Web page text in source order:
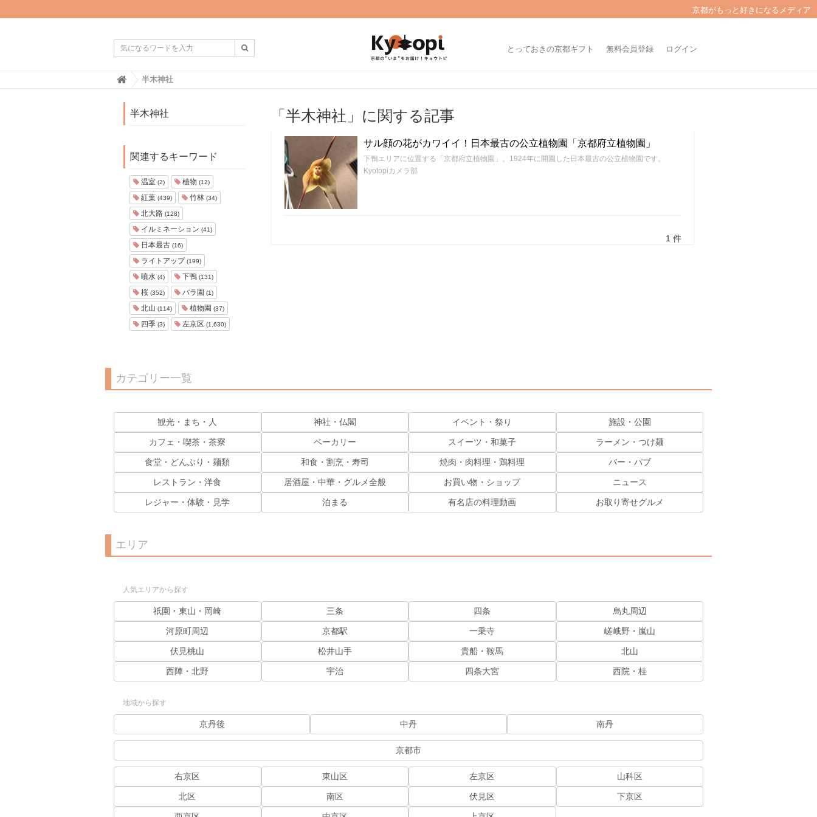
京都がもっと好きになるメディア
とっておきの京都ギフト 無料会員登録 ログイン
H
半木神社
半木神社
関連するキーワード
温室 (2) 植物 (12)
紅葉 (439) 竹林 (34)
北大路 (128)
イルミネーション (41)
日本最古 (16)
ライトアップ(199)
噴水 (4) 下鴨 (131)
桜 (352) バラ園 (1)
北山 (114) 植物園 (37)
四季 (3) 左京区 (1,630)
「半木神社」に関する記事
サル顔の花がカワイイ！日本最古の公立植物園「京都府立植物園」
下鴨エリアに位置する「京都府立植物園」。1924年に開園した日本最古の公立植物園です。
Kyotopiカメラ部
1 件
カテゴリー一覧
観光・まち・人 神社・仏閣 イベント・祭り 施設・公園
カフェ・喫茶・茶寮 ベーカリー スイーツ・和菓子 ラーメン・つけ麺
食堂・どんぶり・麺類 和食・割烹・寿司 焼肉・肉料理・鶏料理 バー・パブ
レストラン・洋食 居酒屋・中華・グルメ全般 お買い物・ショップ ニュース
レジャー・体験・見学 泊まる 有名店の料理動画 お取り寄せグルメ
エリア
人気エリアから探す
祇園・東山・岡崎 三条 四条 烏丸周辺
河原町周辺 京都駅 一乗寺 嵯峨野・嵐山
伏見桃山 松井山手 貴船・鞍馬 北山
西陣・北野 宇治 四条大宮 西院・桂
地域から探す
京丹後 中丹 南丹
京都市
右京区 東山区 左京区 山科区
北区 南区 伏見区 下京区